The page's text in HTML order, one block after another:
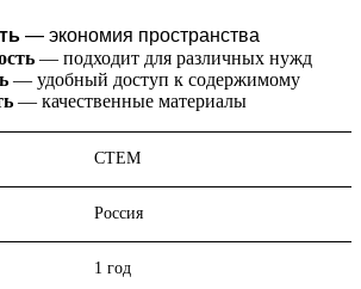
— экономия пространства
— подходит для различных нужд
— удобный доступ к содержимому
— качественные материалы
СТЕМ
Россия
1 год